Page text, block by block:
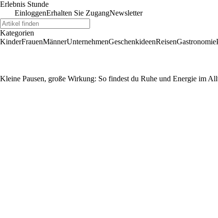
Erlebnis Stunde
EinloggenErhalten Sie ZugangNewsletter
Kategorien
KinderFrauenMännerUnternehmenGeschenkideenReisenGastronomie
Kleine Pausen, große Wirkung: So findest du Ruhe und Energie im